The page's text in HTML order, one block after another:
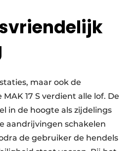
maar ook de
17 S verdient alle lof. De
in de hoogte als zijdelings
aandrijvingen schakelen
de gebruiker de hendels